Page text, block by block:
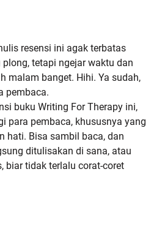
resensi ini agak terbatas
tetapi ngejar waktu dan
malam banget. Hihi. Ya sudah,
pembaca.
buku Writing For Therapy ini,
para pembaca, khususnya yang
hati. Bisa sambil baca, dan
ditulisakan di sana, atau
biar tidak terlalu corat-coret